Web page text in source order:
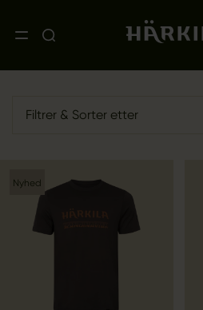
Filtrer & Sorter etter
Nyhed